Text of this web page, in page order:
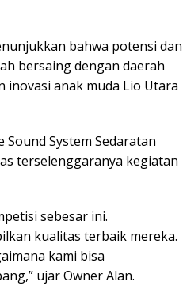
bahwa potensi dan
bersaing dengan daerah
inovasi anak muda Lio Utara
System Sedaratan
terselenggaranya kegiatan
sebesar ini.
kualitas terbaik mereka.
kami bisa
ujar Owner Alan.